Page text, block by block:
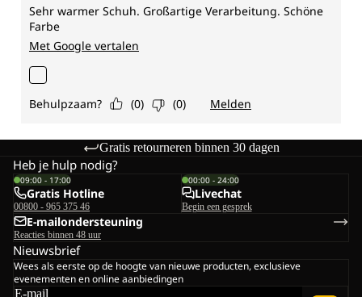
Gratis retourneren binnen 30 dagen
Heb je hulp nodig?
09:00 - 17:00
Gratis Hotline
00800 - 965 375 46
00:00 - 24:00
Livechat
Begin een gesprek
E-mailondersteuning
Reacties binnen 48 uur
Nieuwsbrief
Wees als eerste op de hoogte van nieuwe producten, exclusieve
evenementen en online aanbiedingen
E-mail